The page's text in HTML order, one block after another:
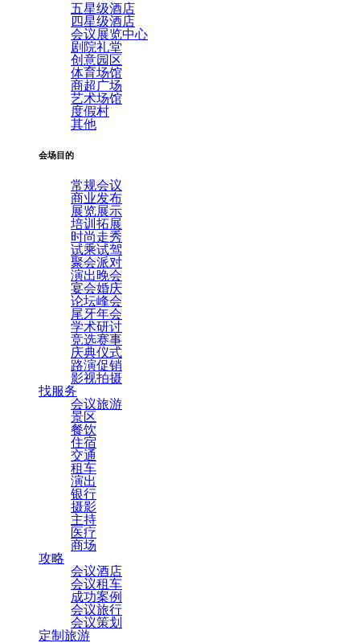
五星级酒店
四星级酒店
会议展览中心
剧院礼堂
创意园区
体育场馆
商超广场
艺术场馆
度假村
其他
会场目的
常规会议
商业发布
展览展示
培训拓展
时尚走秀
试乘试驾
聚会派对
演出晚会
宴会婚庆
论坛峰会
尾牙年会
学术研讨
竞选赛事
庆典仪式
路演促销
影视拍摄
找服务
会议旅游
景区
餐饮
住宿
交通
租车
演出
银行
摄影
主持
医疗
商场
攻略
会议酒店
会议租车
成功案例
会议旅行
会议策划
定制旅游